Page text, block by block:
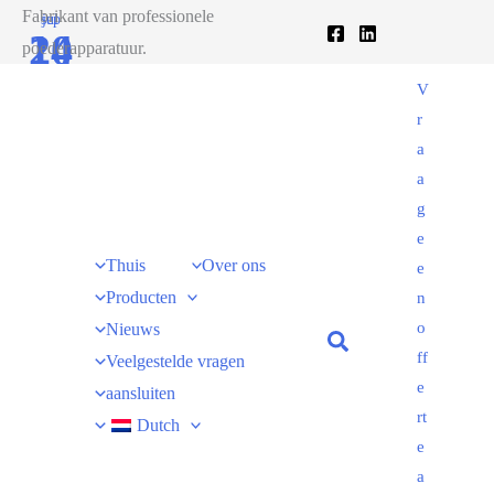
Fabrikant van professionele
poederapparatuur.
Thuis
Over ons
Producten
Nieuws
Veelgestelde vragen
aansluiten
Dutch
V
r
a
a
g
e
e
n
o
ff
e
rt
e
a
jul
20
sep
14